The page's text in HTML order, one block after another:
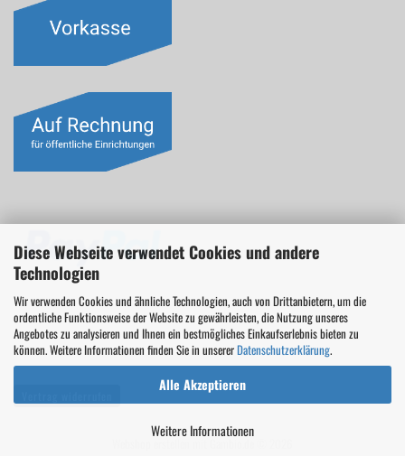
Diese Webseite verwendet Cookies und andere
Technologien
Wir verwenden Cookies und ähnliche Technologien, auch von Drittanbietern, um die
ordentliche Funktionsweise der Website zu gewährleisten, die Nutzung unseres
Angebotes zu analysieren und Ihnen ein bestmögliches Einkaufserlebnis bieten zu
können. Weitere Informationen finden Sie in unsererDatenschutzerklärung.
Alle Akzeptieren
Weitere Informationen